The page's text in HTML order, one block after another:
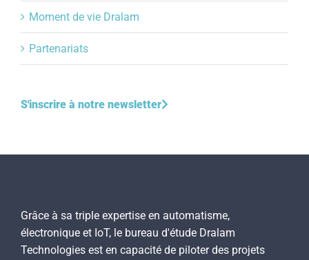
Moment de vie Dralam
Partenariats
S'inscrire à notre newsletter
Grâce à sa triple expertise en automatisme,
électronique et IoT, le bureau d'étude Dralam
Technologies est en capacité de piloter des projets